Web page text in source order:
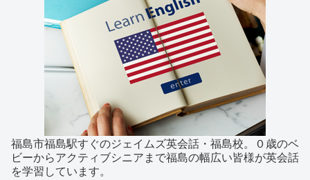
福島市福島駅すぐのジェイムズ英会話・福島校。０歳のベ
ビーからアクティブシニアまで福島の幅広い皆様が英会話
を学習しています。